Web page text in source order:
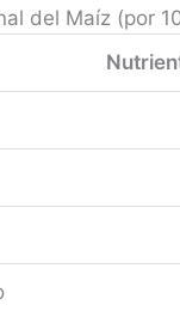
del Maíz (por